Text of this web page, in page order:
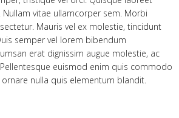
Nullam vitae ullamcorper sem. Morbi
Mauris vel ex molestie, tincidunt
semper vel lorem bibendum
erat dignissim augue molestie, ac
euismod enim quis commodo
nulla quis elementum blandit.